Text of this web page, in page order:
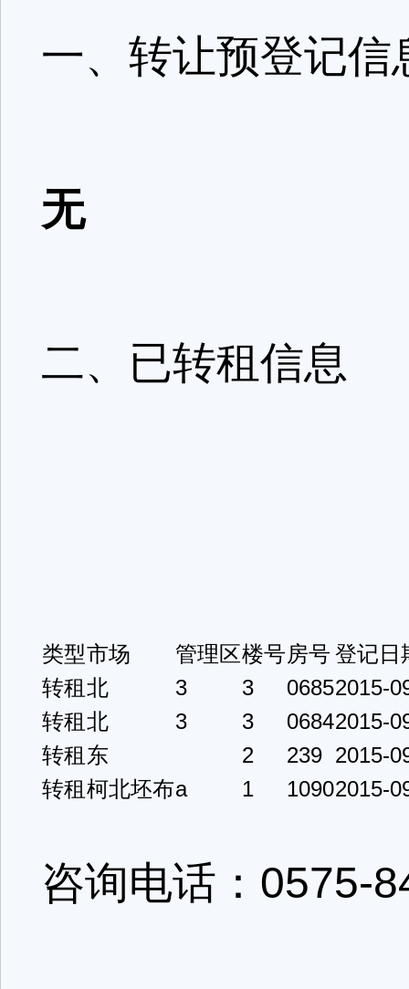
一、转让预登记信
无
二、已转租信息
类型市场 管理区楼号房号 登记日
转租北 3 3 06852015-
转租北 3 3 06842015-
转租 东 2 239 2015-
转租柯北坯布a 1 10902015-
咨询电话：0575-